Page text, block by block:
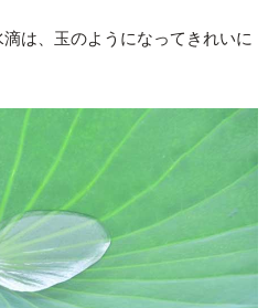
は、玉のようになってきれいに